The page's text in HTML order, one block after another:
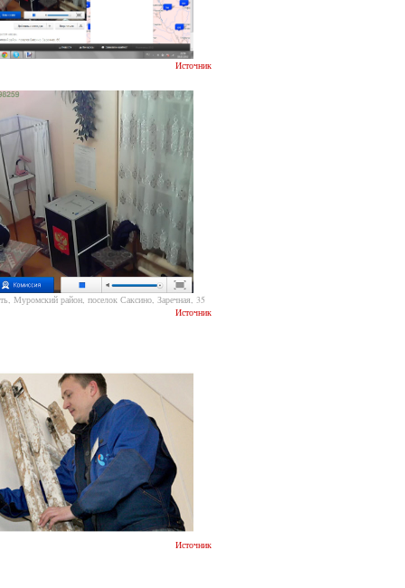
Источник
Муромский район, поселок Саксино, Заречная, 35
Источник
Источник